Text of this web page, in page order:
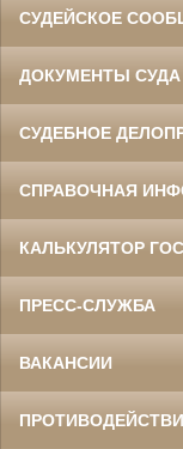
СУДЕЙСКОЕ
ДОКУМЕНТЫ СУДА
СУДЕБНОЕ
СПРАВОЧНАЯ
КАЛЬКУЛЯТОР
ПРЕСС-СЛУЖБА
ВАКАНСИИ